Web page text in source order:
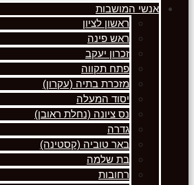
אנשי המושבות
ראשון לציון
ראש פינה
זכרון יעקב
פתח תקווה
מזכרת בתיה (עקרון)
יסוד המעלה
נס ציונה (נחלת ראובן)
גדרה
באר טוביה (קסטינה)
בת שלמה
רחובות